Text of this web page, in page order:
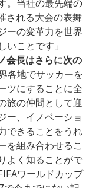
。当社の最先端の
される大会の表舞
ーの変革力を世界
いことです」
会長はさらに次の
各地でサッカーを
ツにすることに全
旅の仲間として迎
ー、イノベーショ
できることをうれ
を組み合わせるこ
よく知ることがで
ワールドカップ